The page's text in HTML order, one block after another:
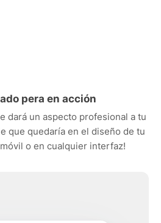
pera en acción
dará un aspecto profesional a tu
que quedaría en el diseño de tu
o en cualquier interfaz!